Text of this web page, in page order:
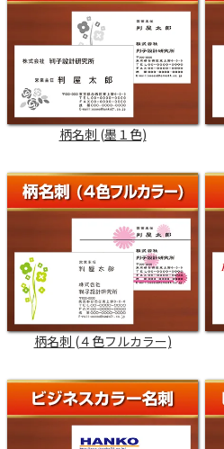
柄名刺 (墨１色)
柄名刺 (４色フルカラー)